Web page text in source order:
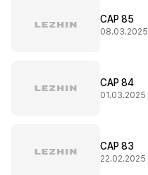
CAP 85
08.03.2025
CAP 84
01.03.2025
CAP 83
22.02.2025